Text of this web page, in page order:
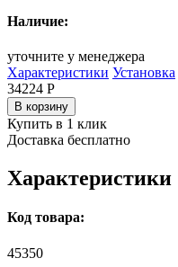
Наличие:
уточните у менеджера
Характеристики Установка
34224 Р
В корзину
Купить в 1 клик
Доставка бесплатно
Характеристики
Код товара:
45350